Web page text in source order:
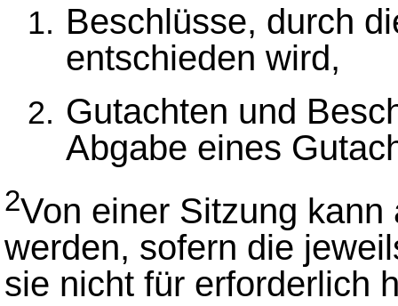
Beschlüsse, durch
entschieden wird,
Gutachten und
Abgabe eines
2Von einer Sitzung
werden, sofern die
sie nicht für erforderlich